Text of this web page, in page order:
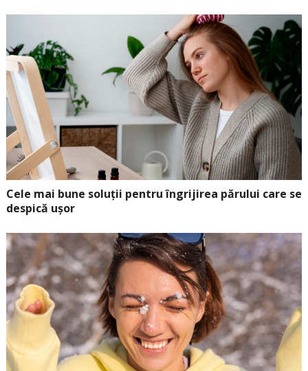
Cele mai bune soluții pentru îngrijirea părului care se
despică ușor